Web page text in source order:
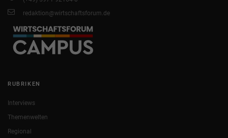
redaktion@wirtschaftsforum.de
RUBRIKEN
Interviews
Themenwelten
Regional